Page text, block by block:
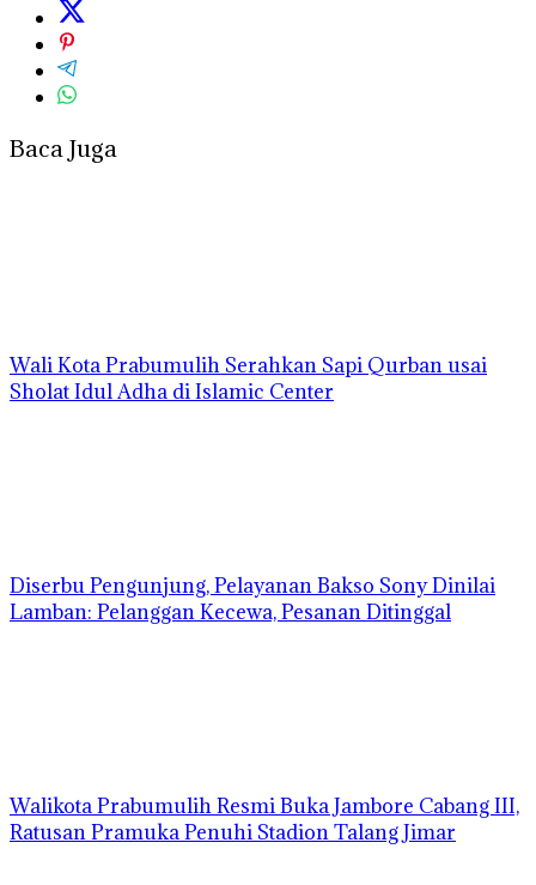
Baca Juga
Wali Kota Prabumulih Serahkan Sapi Qurban usai
Sholat Idul Adha di Islamic Center
Diserbu Pengunjung, Pelayanan Bakso Sony Dinilai
Lamban: Pelanggan Kecewa, Pesanan Ditinggal
Walikota Prabumulih Resmi Buka Jambore Cabang III,
Ratusan Pramuka Penuhi Stadion Talang Jimar